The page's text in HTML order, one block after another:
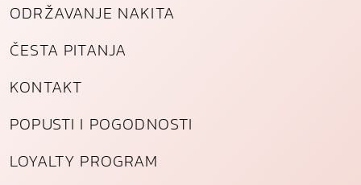
ODRŽAVANJE NAKITA
ČESTA PITANJA
KONTAKT
POPUSTI I POGODNOSTI
LOYALTY PROGRAM